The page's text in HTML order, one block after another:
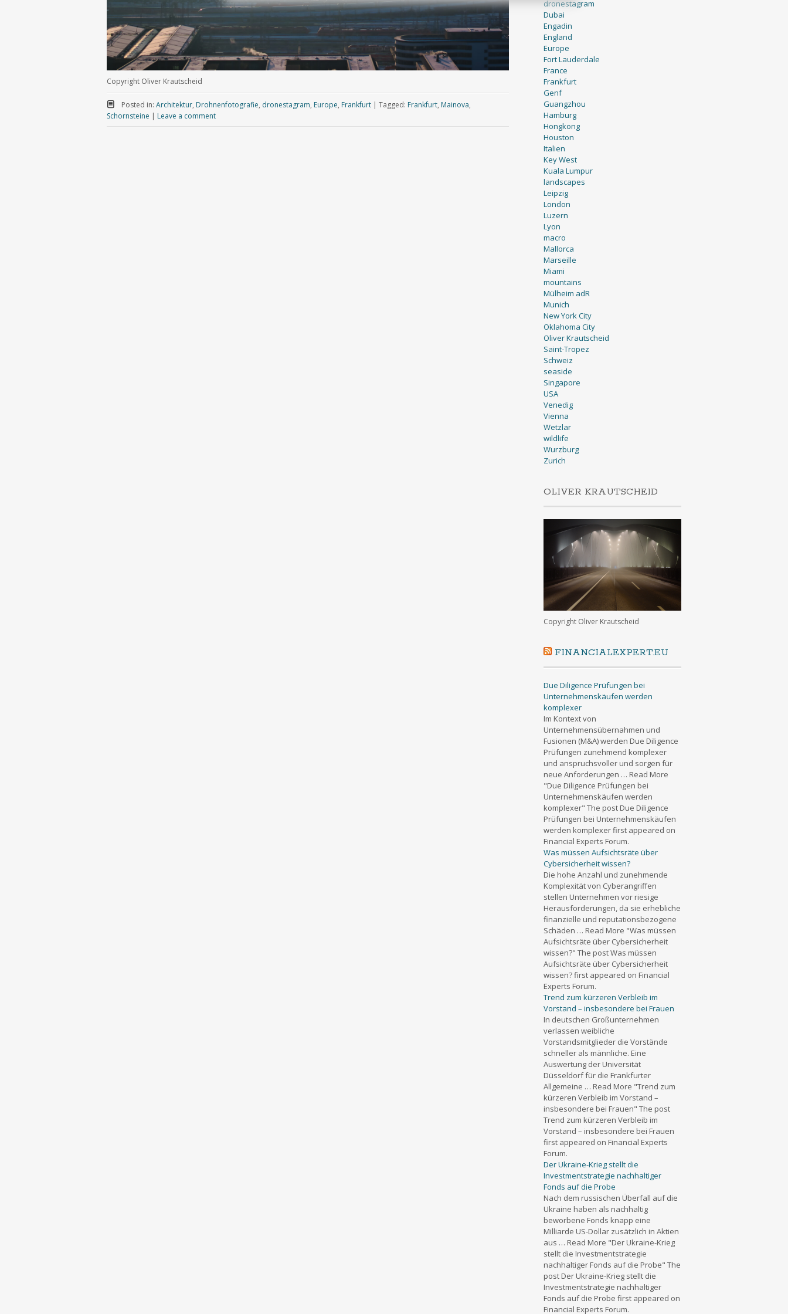
Copyright Oliver Krautscheid
Posted in: Architektur, Drohnenfotografie, dronestagram, Europe, Frankfurt | Tagged: Frankfurt, Mainova,
Schornsteine | Leave a comment
dronestagram
Dubai
Engadin
England
Europe
Fort Lauderdale
France
Frankfurt
Genf
Guangzhou
Hamburg
Hongkong
Houston
Italien
Key West
Kuala Lumpur
landscapes
Leipzig
London
Luzern
Lyon
macro
Mallorca
Marseille
Miami
mountains
Mülheim adR
Munich
New York City
Oklahoma City
Oliver Krautscheid
Saint-Tropez
Schweiz
seaside
Singapore
USA
Venedig
Vienna
Wetzlar
wildlife
Wurzburg
Zurich
OLIVER KRAUTSCHEID
Copyright Oliver Krautscheid
FINANCIALEXPERT.EU
Due Diligence Prüfungen bei
Unternehmenskäufen werden
komplexer
Im Kontext von
Unternehmensübernahmen und
Fusionen (M&A) werden Due Diligence
Prüfungen zunehmend komplexer
und anspruchsvoller und sorgen für
neue Anforderungen … Read More
"Due Diligence Prüfungen bei
Unternehmenskäufen werden
komplexer" The post Due Diligence
Prüfungen bei Unternehmenskäufen
werden komplexer first appeared on
Financial Experts Forum.
Was müssen Aufsichtsräte über
Cybersicherheit wissen?
Die hohe Anzahl und zunehmende
Komplexität von Cyberangriffen
stellen Unternehmen vor riesige
Herausforderungen, da sie erhebliche
finanzielle und reputationsbezogene
Schäden … Read More "Was müssen
Aufsichtsräte über Cybersicherheit
wissen?" The post Was müssen
Aufsichtsräte über Cybersicherheit
wissen? first appeared on Financial
Experts Forum.
Trend zum kürzeren Verbleib im
Vorstand – insbesondere bei Frauen
In deutschen Großunternehmen
verlassen weibliche
Vorstandsmitglieder die Vorstände
schneller als männliche. Eine
Auswertung der Universität
Düsseldorf für die Frankfurter
Allgemeine … Read More "Trend zum
kürzeren Verbleib im Vorstand –
insbesondere bei Frauen" The post
Trend zum kürzeren Verbleib im
Vorstand – insbesondere bei Frauen
first appeared on Financial Experts
Forum.
Der Ukraine-Krieg stellt die
Investmentstrategie nachhaltiger
Fonds auf die Probe
Nach dem russischen Überfall auf die
Ukraine haben als nachhaltig
beworbene Fonds knapp eine
Milliarde US-Dollar zusätzlich in Aktien
aus … Read More "Der Ukraine-Krieg
stellt die Investmentstrategie
nachhaltiger Fonds auf die Probe" The
post Der Ukraine-Krieg stellt die
Investmentstrategie nachhaltiger
Fonds auf die Probe first appeared on
Financial Experts Forum.